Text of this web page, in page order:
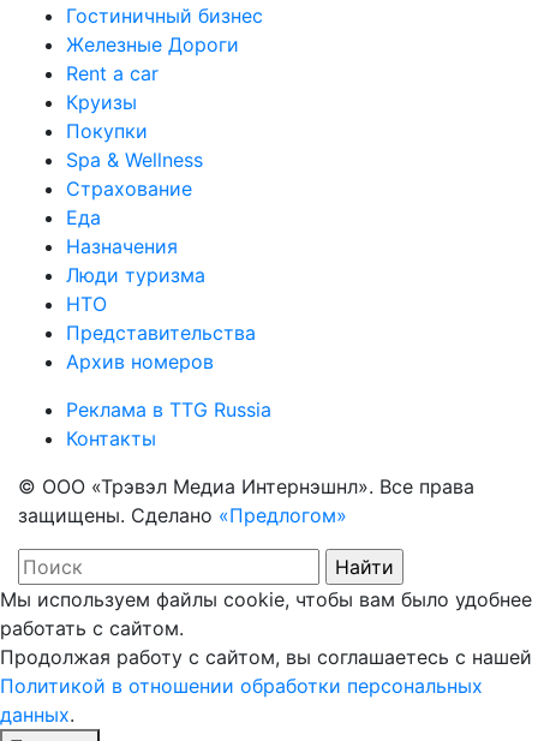
Гостиничный бизнес
Железные Дороги
Rent a car
Круизы
Покупки
Spa & Wellness
Страхование
Еда
Назначения
Люди туризма
НТО
Представительства
Архив номеров
Реклама в TTG Russia
Контакты
© ООО «Трэвэл Медиа Интернэшнл». Все права
защищены. Сделано «Предлогом»
Мы используем файлы cookie, чтобы вам было удобнее
работать с сайтом.
Продолжая работу с сайтом, вы соглашаетесь с нашей
Политикой в отношении обработки персональных
данных.